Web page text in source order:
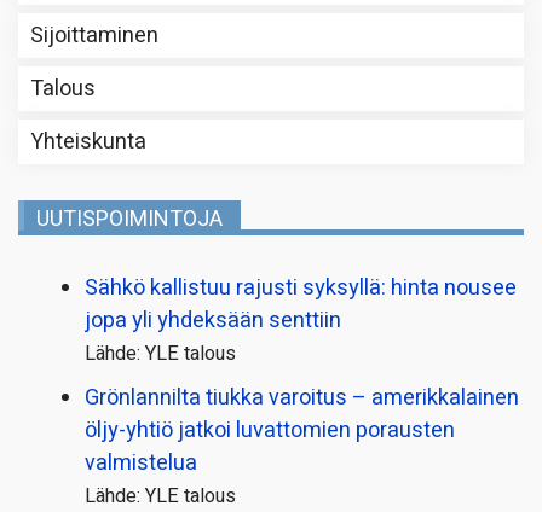
Sijoittaminen
Talous
Yhteiskunta
UUTISPOIMINTOJA
Sähkö kallistuu rajusti syksyllä: hinta nousee
jopa yli yhdeksään senttiin
Lähde: YLE talous
Grönlannilta tiukka varoitus – amerikkalainen
öljy-yhtiö jatkoi luvattomien porausten
valmistelua
Lähde: YLE talous